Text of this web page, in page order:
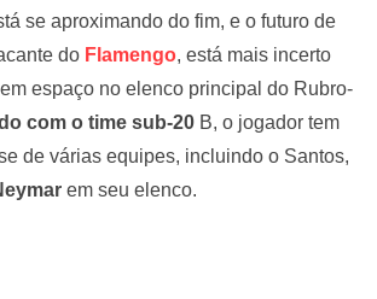
se aproximando do fim, e o futuro de
do Flamengo, está mais incerto
espaço no elenco principal do Rubro-
com o time sub-20 B, o jogador tem
de várias equipes, incluindo o Santos,
em seu elenco.